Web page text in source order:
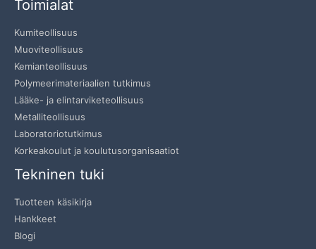
Toimialat
Kumiteollisuus
Muoviteollisuus
Kemianteollisuus
Polymeerimateriaalien tutkimus
Lääke- ja elintarviketeollisuus
Metalliteollisuus
Laboratoriotutkimus
Korkeakoulut ja koulutusorganisaatiot
Tekninen tuki
Tuotteen käsikirja
Hankkeet
Blogi